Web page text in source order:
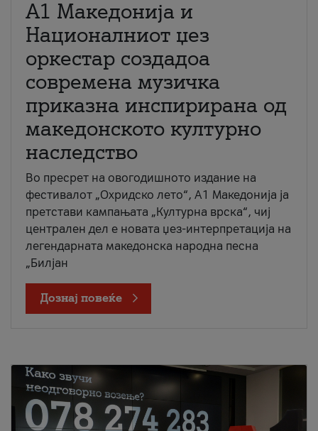
А1 Македонија и
Националниот џез
оркестар создадоа
современа музичка
приказна инспирирана од
македонското културно
наследство
Во пресрет на овогодишното издание на
фестивалот „Охридско лето“, А1 Македонија ја
претстави кампањата „Културна врска“, чиј
централен дел е новата џез-интерпретација на
легендарната македонска народна песна
„Билјан
Дознај повеќе